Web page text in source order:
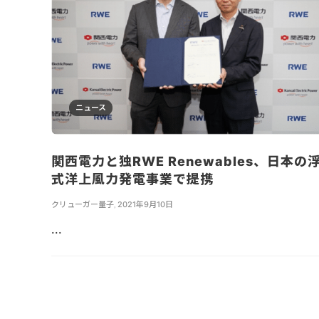
ニュース
関西電力と独RWE Renewables、日本の
式洋上風力発電事業で提携
クリューガー量子, 2021年9月10日
...